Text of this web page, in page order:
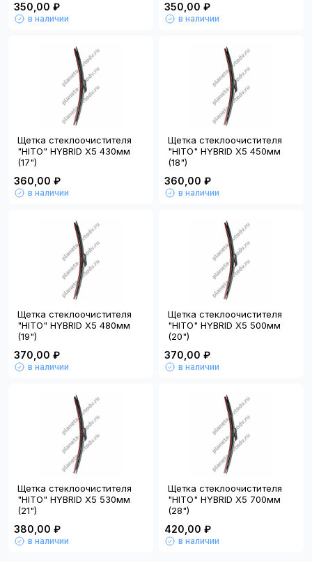
350,00 ₽
в наличии
350,00 ₽
в наличии
Щетка стеклоочистителя
"HITO" HYBRID X5 430мм
(17")
360,00 ₽
в наличии
Щетка стеклоочистителя
"HITO" HYBRID X5 450мм
(18")
360,00 ₽
в наличии
Щетка стеклоочистителя
"HITO" HYBRID X5 480мм
(19")
370,00 ₽
в наличии
Щетка стеклоочистителя
"HITO" HYBRID X5 500мм
(20")
370,00 ₽
в наличии
Щетка стеклоочистителя
"HITO" HYBRID X5 530мм
(21")
380,00 ₽
в наличии
Щетка стеклоочистителя
"HITO" HYBRID X5 700мм
(28")
420,00 ₽
в наличии